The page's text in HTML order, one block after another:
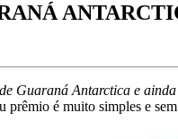
Guaraná Antarctica e
é muito simples e